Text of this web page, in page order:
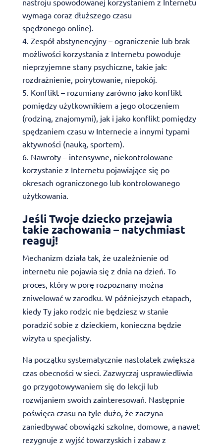
wymaga coraz dłuższego czasu
spędzonego online).
Zespół abstynencyjny – ograniczenie lub brak
możliwości korzystania z Internetu powoduje
nieprzyjemne stany psychiczne, takie jak:
rozdrażnienie, poirytowanie, niepokój.
Konflikt – rozumiany zarówno jako konflikt
pomiędzy użytkownikiem a jego otoczeniem
(rodziną, znajomymi), jak i jako konflikt pomiędzy
spędzaniem czasu w Internecie a innymi typami
aktywności (nauką, sportem).
Nawroty – intensywne, niekontrolowane
korzystanie z Internetu pojawiające się po
okresach ograniczonego lub kontrolowanego
użytkowania.
Jeśli Twoje dziecko przejawia
takie zachowania – natychmiast
reaguj!
Mechanizm działa tak, że uzależnienie od
internetu nie pojawia się z dnia na dzień. To
proces, który w porę rozpoznany można
zniwelować w zarodku. W późniejszych etapach,
kiedy Ty jako rodzic nie będziesz w stanie
poradzić sobie z dzieckiem, konieczna będzie
wizyta u specjalisty.
Na początku systematycznie nastolatek zwiększa
czas obecności w sieci. Zazwyczaj usprawiedliwia
go przygotowywaniem się do lekcji lub
rozwijaniem swoich zainteresowań. Następnie
poświęca czasu na tyle dużo, że zaczyna
zaniedbywać obowiązki szkolne, domowe, a nawet
rezygnuje z wyjść towarzyskich i zabaw z